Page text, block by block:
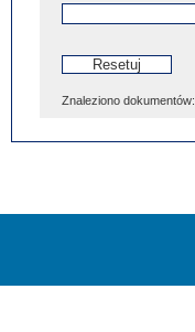
Znaleziono dokumentów: